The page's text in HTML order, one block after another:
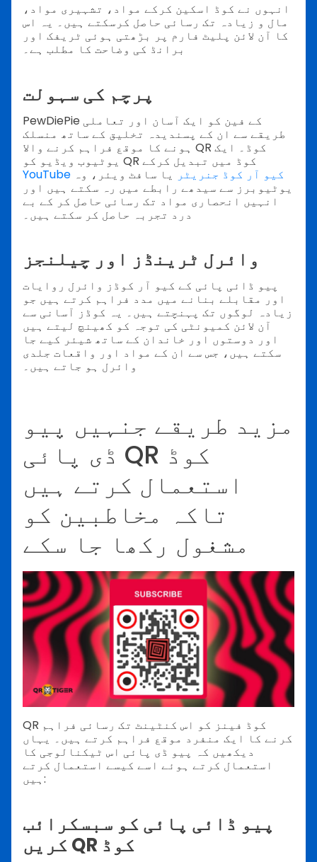
انہوں نے کوڈ اسکین کرکے مواد، تشہیری مواد،
مال و زیادہ تک رسائی حاصل کرسکتے ہیں۔ یہ اس
کا آن لائن پلیٹ فارم پر بڑھتی ہوئی ٹریفک اور
برانڈ کی وضاحت کا مطلب ہے۔
پرچم کی سہولت
PewDiePie کے فین کو ایک آسان اور تعاملی
طریقے سے ان کے پسندیدہ تخلیق کے ساتھ منسلک
ہونے کا موقع فراہم کرنے والا QR کوڈ۔ ایک
یوٹیوب ویڈیو کو QR کوڈ میں تبدیل کرکے
YouTube کیو آر کوڈ جنریٹر یا سافٹ ویئر، وہ
یوٹیوبرز سے سیدھے رابطے میں رہ سکتے ہیں اور
انہیں انحصاری مواد تک رسائی حاصل کر کے بے
درد تجربہ حاصل کر سکتے ہیں۔
وائرل ٹرینڈز اور چیلنجز
پیو ڈائی پائی کے کیو آر کوڈز وائرل روایات
اور مقابلے بنانے میں مدد فراہم کرتے ہیں جو
زیادہ لوگوں تک پہنچتے ہیں۔ یہ کوڈز آسانی سے
آن لائن کمیونٹی کی توجہ کو کھینچ لیتے ہیں
اور دوستوں اور خاندان کے ساتھ شیئر کیے جا
سکتے ہیں، جس سے ان کے مواد اور واقعات جلدی
وائرل ہو جاتے ہیں۔
مزید طریقے جنہیں پیو
ڈی پائی QR کوڈ
استعمال کرتے ہیں
تاکہ مخاطبین کو
مشغول رکھا جا سکے
QR کوڈ فینز کو اس کنٹینٹ تک رسائی فراہم
کرنے کا ایک منفرد موقع فراہم کرتے ہیں۔ یہاں
دیکھیں کہ پیو ڈی پائی اس ٹیکنالوجی کا
استعمال کرتے ہوئے اسے کیسے استعمال کرتے
ہیں:
پیو ڈائی پائی کو سبسکرائب
کریں QR کوڈ